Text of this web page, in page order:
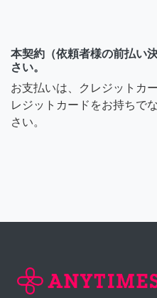
本契約（依頼者様の前払い
さい。
お支払いは、クレジットカ
レジットカードをお持ちで
さい。